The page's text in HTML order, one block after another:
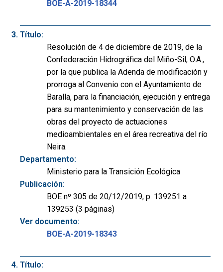
BOE-A-2019-18344
Título:
Resolución de 4 de diciembre de 2019, de la
Confederación Hidrográfica del Miño-Sil, O.A.,
por la que publica la Adenda de modificación y
prorroga al Convenio con el Ayuntamiento de
Baralla, para la financiación, ejecución y entrega
para su mantenimiento y conservación de las
obras del proyecto de actuaciones
medioambientales en el área recreativa del río
Neira.
Departamento:
Ministerio para la Transición Ecológica
Publicación:
BOE nº 305 de 20/12/2019, p. 139251 a
139253 (3 páginas)
Ver documento:
BOE-A-2019-18343
Título: